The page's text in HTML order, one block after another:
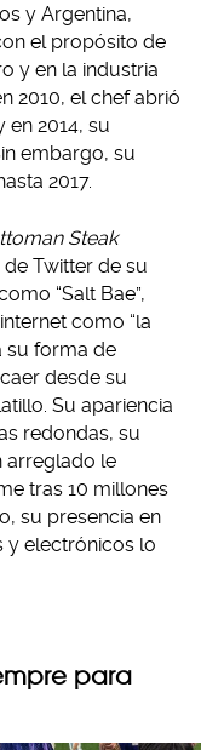
y Argentina,
el propósito de
y en la industria
2010, el chef abrió
2014, su
embargo, su
2017.
Steak
Twitter de su
“Salt Bae”,
como “la
su forma de
desde su
Su apariencia
redondas, su
arreglado le
tras 10 millones
su presencia en
y electrónicos lo
para